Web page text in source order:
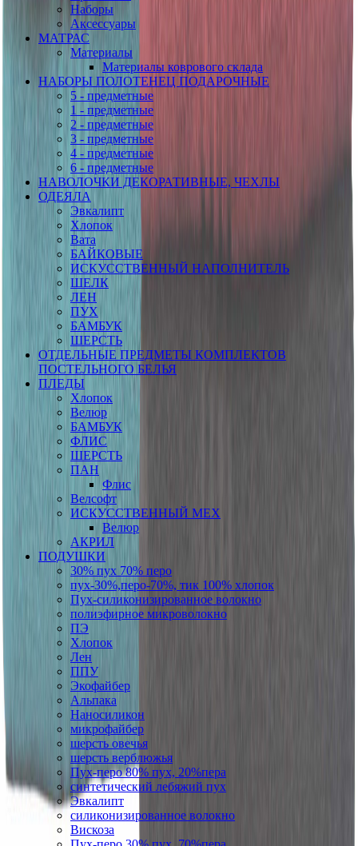
Наборы
Аксессуары
МАТРАС
Материалы
Материалы коврового склада
НАБОРЫ ПОЛОТЕНЕЦ ПОДАРОЧНЫЕ
5 - предметные
1 - предметные
2 - предметные
3 - предметные
4 - предметные
6 - предметные
НАВОЛОЧКИ ДЕКОРАТИВНЫЕ, ЧЕХЛЫ
ОДЕЯЛА
Эвкалипт
Хлопок
Вата
БАЙКОВЫЕ
ИСКУССТВЕННЫЙ НАПОЛНИТЕЛЬ
ШЕЛК
ЛЕН
ПУХ
БАМБУК
ШЕРСТЬ
ОТДЕЛЬНЫЕ ПРЕДМЕТЫ КОМПЛЕКТОВ
ПОСТЕЛЬНОГО БЕЛЬЯ
ПЛЕДЫ
Хлопок
Велюр
БАМБУК
ФЛИС
ШЕРСТЬ
ПАН
Флис
Велсофт
ИСКУССТВЕННЫЙ МЕХ
Велюр
АКРИЛ
ПОДУШКИ
30% пух 70% перо
пух-30%,перо-70%, тик 100% хлопок
Пух-силиконизированное волокно
полиэфирное микроволокно
ПЭ
Хлопок
Лен
ППУ
Экофайбер
Альпака
Наносиликон
микрофайбер
шерсть овечья
шерсть верблюжья
Пух-перо 80% пух, 20%пера
синтетический лебяжий пух
Эвкалипт
силиконизированное волокно
Вискоза